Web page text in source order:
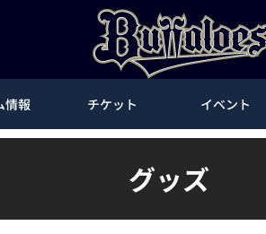
情報 チケット イベント
グッズ